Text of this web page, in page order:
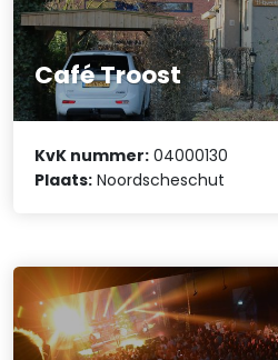
Café Troost
KvK nummer: 04000130
Plaats: Noordscheschut